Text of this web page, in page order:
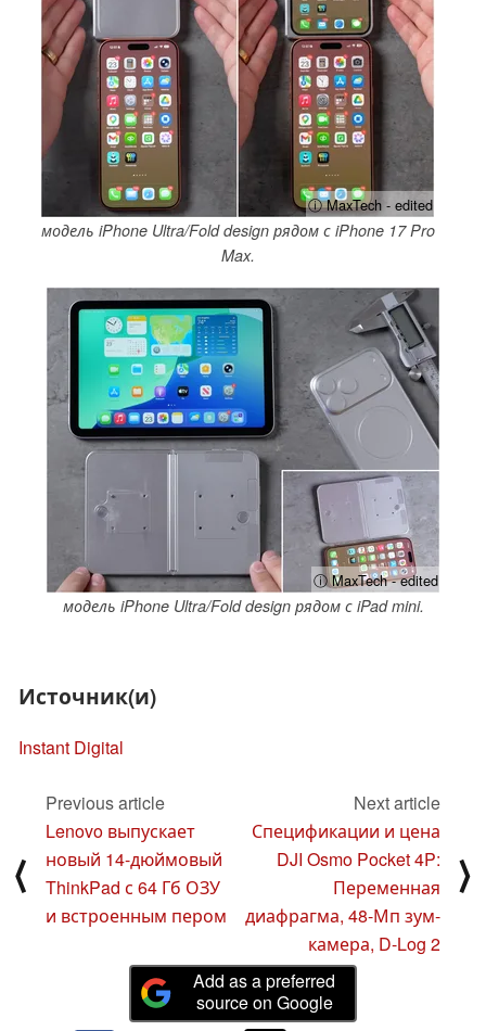
ⓘ MaxTech - edited
модель iPhone Ultra/Fold design рядом с iPhone 17 Pro
Max.
ⓘ MaxTech - edited
модель iPhone Ultra/Fold design рядом с iPad mini.
Источник(и)
Instant Digital
⟨
Previous article
Lenovo выпускает
новый 14-дюймовый
ThinkPad с 64 Гб ОЗУ
и встроенным пером
Next article
Спецификации и цена
DJI Osmo Pocket 4P:
Переменная
диафрагма, 48-Мп зум-
камера, D-Log 2
⟩
Add as a preferred
source on Google